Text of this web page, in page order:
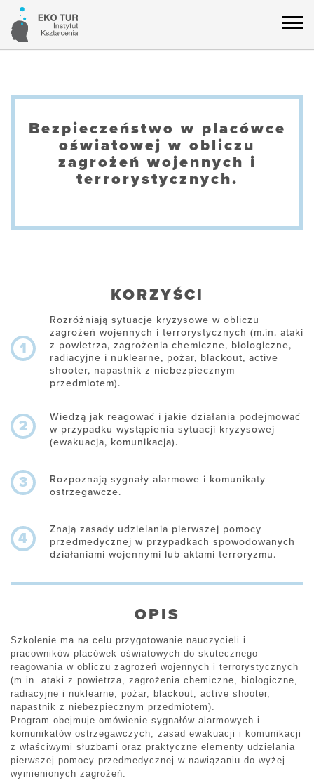
Bezpieczeństwo w placówce
oświatowej w obliczu
zagrożeń wojennych i
terrorystycznych.
KORZYŚCI
1
Rozróżniają sytuacje kryzysowe w obliczu
zagrożeń wojennych i terrorystycznych (m.in. ataki
z powietrza, zagrożenia chemiczne, biologiczne,
radiacyjne i nuklearne, pożar, blackout, active
shooter, napastnik z niebezpiecznym
przedmiotem).
2
Wiedzą jak reagować i jakie działania podejmować
w przypadku wystąpienia sytuacji kryzysowej
(ewakuacja, komunikacja).
3
Rozpoznają sygnały alarmowe i komunikaty
ostrzegawcze.
4
Znają zasady udzielania pierwszej pomocy
przedmedycznej w przypadkach spowodowanych
działaniami wojennymi lub aktami terroryzmu.
OPIS
Szkolenie ma na celu przygotowanie nauczycieli i
pracowników placówek oświatowych do skutecznego
reagowania w obliczu zagrożeń wojennych i terrorystycznych
(m.in. ataki z powietrza, zagrożenia chemiczne, biologiczne,
radiacyjne i nuklearne, pożar, blackout, active shooter,
napastnik z niebezpiecznym przedmiotem).
Program obejmuje omówienie sygnałów alarmowych i
komunikatów ostrzegawczych, zasad ewakuacji i komunikacji
z właściwymi służbami oraz praktyczne elementy udzielania
pierwszej pomocy przedmedycznej w nawiązaniu do wyżej
wymienionych zagrożeń.